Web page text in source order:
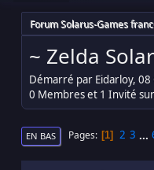
Forum Solarus-Games
~ Zelda
Démarré par Eidarloy,
0 Membres et 1 Invité
EN BAS Pages 1 2 3 ...